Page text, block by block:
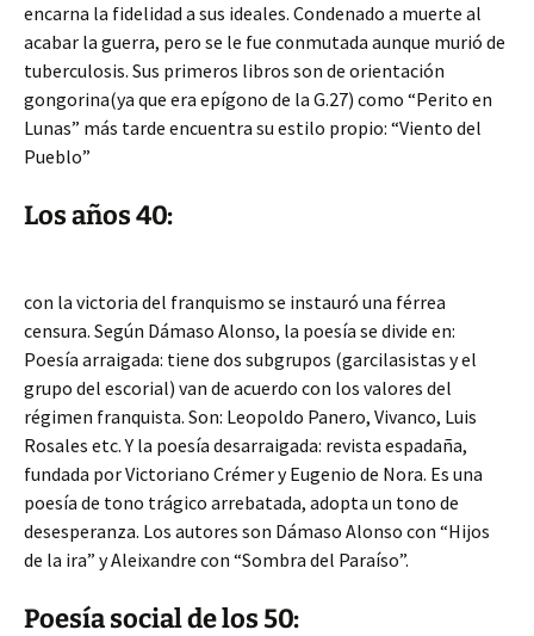
encarna la fidelidad a sus ideales. Condenado a muerte al
acabar la guerra, pero se le fue conmutada aunque murió de
tuberculosis. Sus primeros libros son de orientación
gongorina(ya que era epígono de la G.27) como “Perito en
Lunas” más tarde encuentra su estilo propio: “Viento del
Pueblo”
Los años 40:
con la victoria del franquismo se instauró una férrea
censura. Según Dámaso Alonso, la poesía se divide en:
Poesía arraigada: tiene dos subgrupos (garcilasistas y el
grupo del escorial) van de acuerdo con los valores del
régimen franquista. Son: Leopoldo Panero, Vivanco, Luis
Rosales etc. Y la poesía desarraigada: revista espadaña,
fundada por Victoriano Crémer y Eugenio de Nora. Es una
poesía de tono trágico arrebatada, adopta un tono de
desesperanza. Los autores son Dámaso Alonso con “Hijos
de la ira” y Aleixandre con “Sombra del Paraíso”.
Poesía social de los 50: